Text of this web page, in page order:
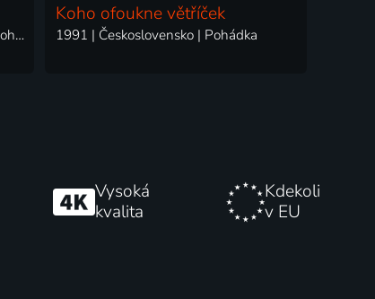
1979 | Československo | Komedie, Pohádka
Koho ofoukne větříček
1991 | Československo | Pohádka
Vysoká
kvalita
Kdekoli
v EU